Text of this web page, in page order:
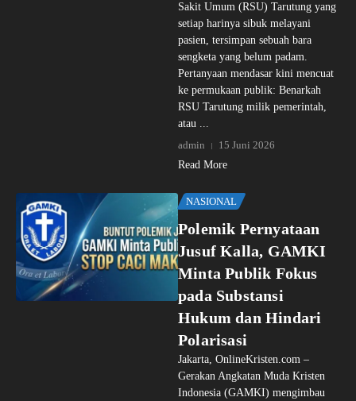
Sakit Umum (RSU) Tarutung yang
setiap harinya sibuk melayani
pasien, tersimpan sebuah bara
sengketa yang belum padam.
Pertanyaan mendasar kini mencuat
ke permukaan publik: Benarkah
RSU Tarutung milik pemerintah,
atau ...
admin
15 Juni 2026
Read More
NASIONAL
Polemik Pernyataan
Jusuf Kalla, GAMKI
Minta Publik Fokus
pada Substansi
Hukum dan Hindari
Polarisasi
Jakarta, OnlineKristen.com –
Gerakan Angkatan Muda Kristen
Indonesia (GAMKI) mengimbau